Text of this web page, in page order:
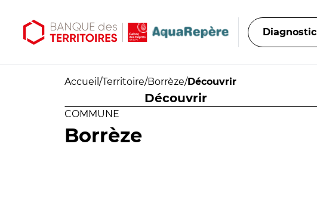
Diagnostic
Accueil /Territoire/Borrèze/Découvrir
Découvrir
COMMUNE
Borrèze